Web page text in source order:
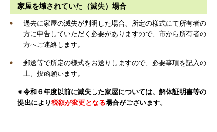
家屋を壊されていた（滅失）場合
過去に家屋の滅失が判明した場合、所定の様式にて所有者の
方に申告していただく必要がありますので、市から所有者の
方へご連絡します。
郵送等で所定の様式をお送りしますので、必要事項を記入の
上、投函願います。
※令和６年度以前に滅失した家屋については、解体証明書等の
提出により税額が変更となる場合がございます。